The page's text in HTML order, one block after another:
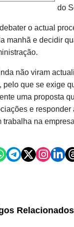
do
o actual
manhã e decidir
não viram
pelo que se exige
uma proposta
e responder
na
Relacionados